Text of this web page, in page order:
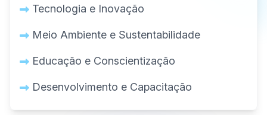
Tecnologia e Inovação
Meio Ambiente e Sustentabilidade
Educação e Conscientização
Desenvolvimento e Capacitação